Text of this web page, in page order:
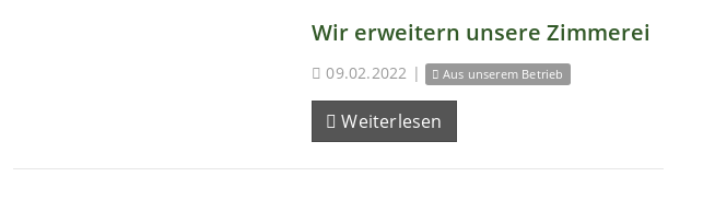
Wir erweitern unsere Zimmerei
09.02.2022 | Aus unserem Betrieb
Weiterlesen